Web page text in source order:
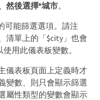
然後選擇*城市。
可能篩選選項。請注
清單上的「$city」也會
用此儀表板變數。
儀表板頁面上定義時才
變數、則只會顯示篩選
屬性類型的變數會顯示